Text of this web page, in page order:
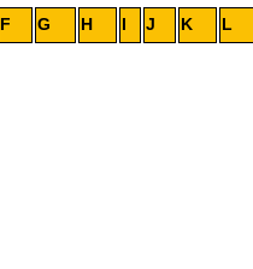
F G H I J K L